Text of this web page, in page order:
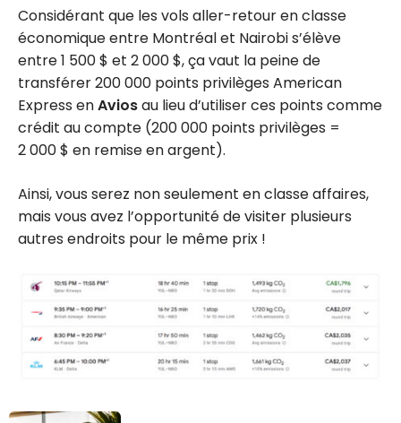
Considérant que les vols aller-retour en classe
économique entre Montréal et Nairobi s’élève
entre 1 500 $ et 2 000 $, ça vaut la peine de
transférer 200 000 points privilèges American
Express enAviosau lieu d’utiliser ces points comme
crédit au compte (200 000 points privilèges =
2 000 $ en remise en argent).
Ainsi, vous serez non seulement en classe affaires,
mais vous avez l’opportunité de visiter plusieurs
autres endroits pour le même prix !